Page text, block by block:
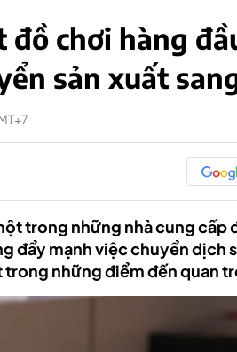
đồ chơi hàng
sản xuất
trong những nhà cung cấp
đẩy mạnh việc chuyển dịch
trong những điểm đến quan